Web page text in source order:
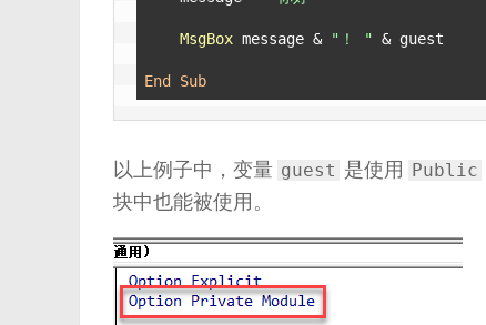
MsgBox message & "！ " & guest
End Sub
以上例子中，变量 guest 是使用 Public
块中也能被使用。